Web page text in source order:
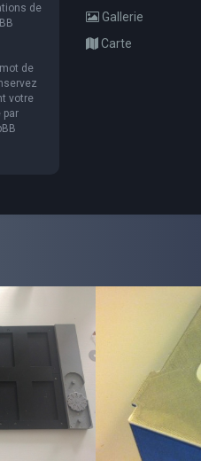
de
de
votre
par
Gallerie
Carte